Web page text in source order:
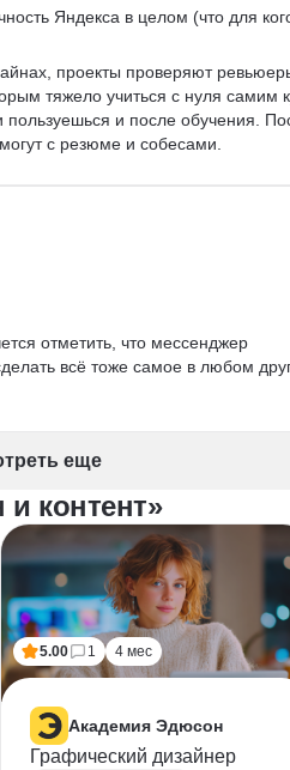
Яндекса в целом (что для
проекты проверяют
тяжело учиться с нуля самим
и после обучения.
с резюме и собесами.
отметить, что мессенджер
всё тоже самое в любом
еще
контент»
5.00 1 4 мес
Академия Эдюсон
Графический дизайнер